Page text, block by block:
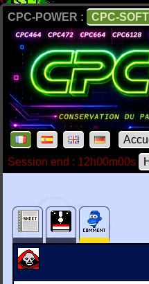
CPC-POWER : CPC-
Session end : 12h00m00s